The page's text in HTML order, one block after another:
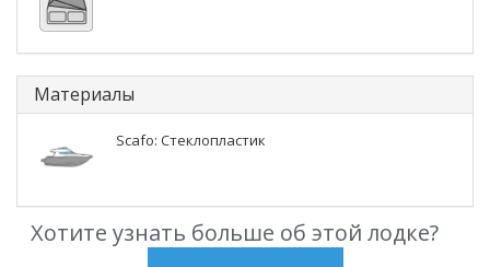
Материалы
Scafo: Стеклопластик
Хотите узнать больше об этой лодке?